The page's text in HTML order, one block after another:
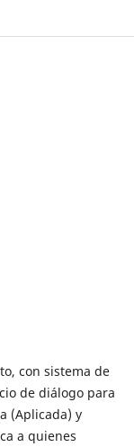
con sistema de
de diálogo para
(Aplicada) y
a quienes